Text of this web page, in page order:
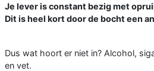
Je lever is constant bezig met
Dit is heel kort door de bocht een
Dus wat hoort er niet in? Alcohol,
en vet.